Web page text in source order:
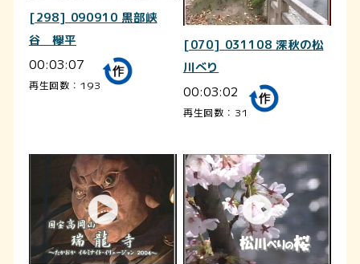
[298] 090910 黒部峡
谷 欅平
00:03:07
再生回数：193
[070] 031108 深秋の松
川べり
00:03:02
再生回数：31